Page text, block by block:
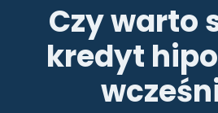
Czy warto
kredyt